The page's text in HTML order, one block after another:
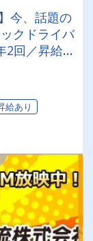
今、話題の
クドライバ
回／昇給有
歓迎◎【年
ベート充
ニオン物流
給あり